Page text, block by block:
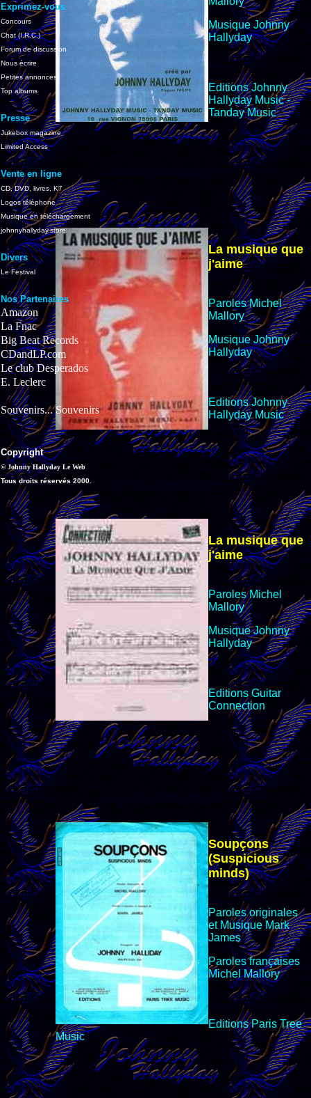
Exprimez-vous
Concours
Chat (I.R.C.)
Forum de discussion
Nous écrire
Petites annonces
Top albums
Presse
Jukebox magazine
Limited Access
Vente en ligne
CD, DVD, livres, K7
Logos téléphone
Musique en téléchargement
johnnyhallyday.store
Divers
Le Festival
Nos Partenaires
Amazon
La Fnac
Big Beat Records
CDandLP.com
Le club Desperados
E. Leclerc
Souvenirs... Souvenirs
Copyright
© Johnny Hallyday Le Web
Tous droits réservés 2000.
Musique Johnny
Hallyday
Editions Johnny
Hallyday Music -
Tanday Music
La musique que
j'aime
Paroles Michel
Mallory
Musique Johnny
Hallyday
Editions Johnny
Hallyday Music
La musique que
j'aime
Paroles Michel
Mallory
Musique Johnny
Hallyday
Editions Guitar
Connection
Soupçons
(Suspicious
minds)
Paroles originales
et Musique Mark
James
Paroles françaises
Michel Mallory
EditionsParis Tree
Music